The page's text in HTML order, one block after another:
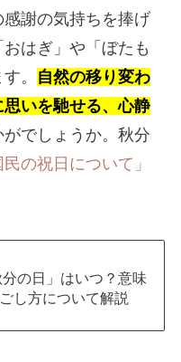
謝の気持ちを捧げ
はぎ」や「ぼたも
。
自然の移り変わ
いを馳せる、心静
でしょうか。秋分
の祝日について」
の日」はいつ？意味
し方について解説